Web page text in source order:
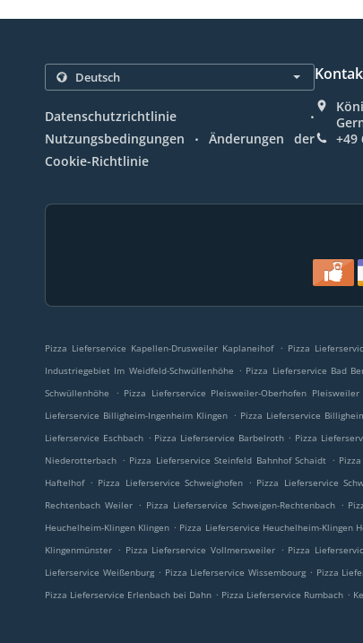
Datenschutzrichtlinie .
Nutzungsbedingungen .
Änderungen der
Cookie-Richtlinie
+49
Pizza Lieferservice Kapellen-Drusweiler Kaplaneihof . Pizza
Industriegebiet Im Weidfeld-Schwüllenhöhe . Pizza Lieferservice Bad
Schwüllenhöhe
. Pizza Lieferservice Pleisweiler-Oberhofen Pleisweiler
Lieferservice Billigheim-Ingenheim Klingen . Pizza Lieferservice
Lieferservice Eschbach . Pizza Lieferservice Barbelroth . Pizza
Niederotterbach . Pizza Lieferservice Steinfeld Bahnhof Schaidt .
Haftelhof . Pizza Lieferservice Schweighofen . Pizza Lieferservice
Rechtenbach Weiler . Pizza Lieferservice Schweigen-Rechtenbach .
Heuchelheim-Klingen Klingen . Pizza Lieferservice Heuchelheim-Klingen
Klingenmünster . Pizza Lieferservice Vollmersweiler . Pizza
Lieferservice Weißenburg . Pizza Lieferservice Wissembourg . Pizza
Pizza Lieferservice Erlenbach bei Dahn . Pizza Lieferservice Rumbach .